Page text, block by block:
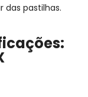
das pastilhas.